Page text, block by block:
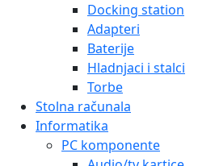
Docking station
Adapteri
Baterije
Hladnjaci i stalci
Torbe
Stolna računala
Informatika
PC komponente